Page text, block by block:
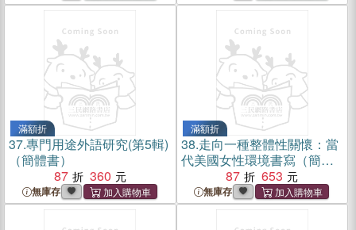
滿額折
37.專門用途外語研究(第5輯)
（簡體書）
87
360
無庫存
滿額折
38.走向一種整體性關懷：當
代美國女性環境書寫（簡體
87 653
無庫存